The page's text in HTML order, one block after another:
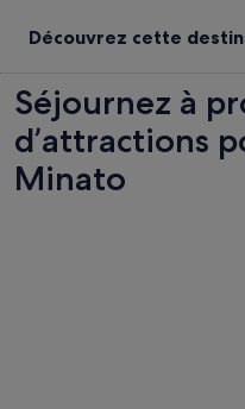
Découvrez cette
Séjournez à
d’attractions
Minato